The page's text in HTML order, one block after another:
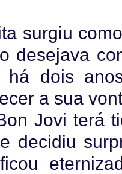
surgiu
desejava
há dois
a sua
Jovi terá
decidiu